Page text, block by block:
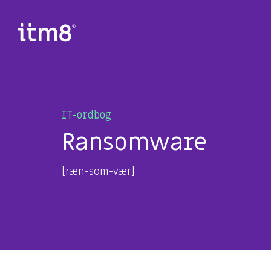
indhold
IT-ordbog
Ransomware
[ræn-som-vær]